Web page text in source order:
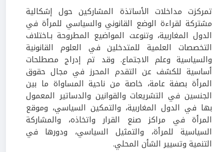
تمركزت مداخلات الأساتذة المشاركين حول إشكالية
مشتركة لقراءة الوضع القانوني والسياسي للمرأة في
الدول المغاربية، وتنوعت المواضيع المطروحة بـاختلاف
التخصصات العلمية للمتدخلين في العلوم القانونية
والسياسية وعلم الاجتماع. وقد تم إدراج مصطلحات
أساسية للكشف عن التقدم المحرز في مجال حقوق
المرأة بصفة عامة، خاصة من ناحية المساواة ما بين
الجنسين في التشريعات والقوانين والدساتير المعمول
بها في الدول المغاربية، والتمكين السياسي، وموقع
المرأة في مراكز صنع القرار واتخاذه، والمشاركة
السياسية للمرأة، والتمثيل السياسي، ودورها في
التنمية وتسيير الشأن المحلي.